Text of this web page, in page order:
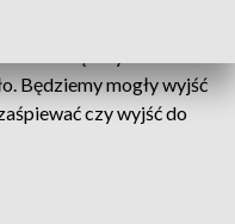
Będziemy mogły wyjść
czy wyjść do